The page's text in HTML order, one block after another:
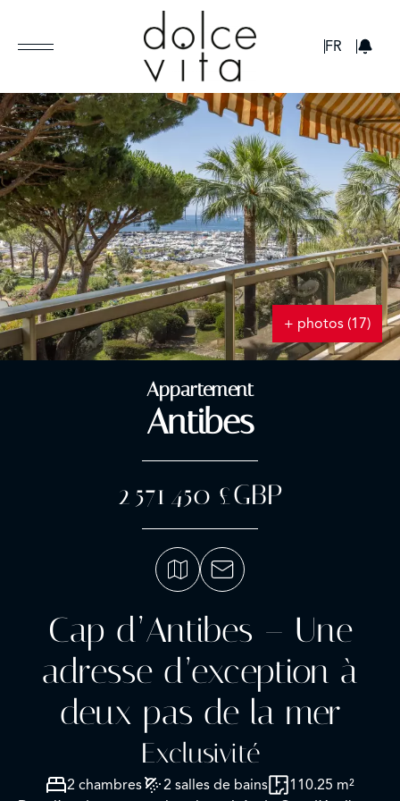
FR
+ photos (17)
Appartement
Antibes
2 571 450 £GBP
Cap d’Antibes – Une
adresse d’exception à
deux pas de la mer
Exclusivité
2 chambres 2 salles de bains
110.25 m²